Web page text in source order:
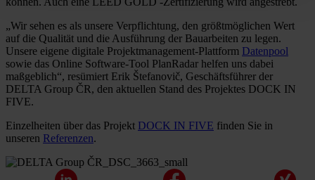
„Wir sehen es als unsere Verpflichtung, den größtmöglichen Wert
auf die Qualität und die Ausführung der Bauarbeiten zu legen.
Unsere eigene digitale Projektmanagement-Plattform Datenpool
sowie das Online Software-Tool PlanRadar helfen uns dabei
maßgeblich“, resümiert Erik Štefanovič, Geschäftsführer der
DELTA Group ČR, den aktuellen Stand des Projektes DOCK IN
FIVE.
Einzelheiten über das Projekt DOCK IN FIVE finden Sie in
unseren Referenzen.